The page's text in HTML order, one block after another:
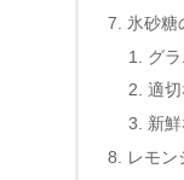
氷砂糖
グ
適
新
レモン